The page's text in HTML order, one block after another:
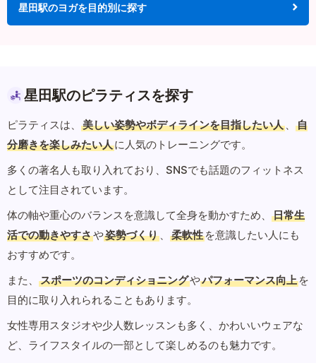
星田駅のヨガを目的別に探す
星田駅のピラティスを探す
ピラティスは、 美しい姿勢やボディラインを目指したい人 、
自
分磨きを楽しみたい人に人気のトレーニングです。
多くの著名人も取り入れており、SNSでも話題のフィットネス
として注目されています。
体の軸や重心のバランスを意識して全身を動かすため、
日常生
活での動きやすさや姿勢づくり 、 柔軟性 を意識したい人にも
おすすめです。
また、
スポーツのコンディショニングやパフォーマンス向上 を
目的に取り入れられることもあります。
女性専用スタジオや少人数レッスンも多く、かわいいウェアな
ど、ライフスタイルの一部として楽しめるのも魅力です。